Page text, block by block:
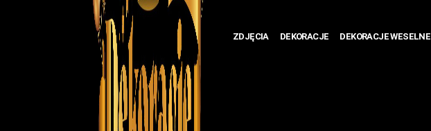
ZDJĘCIA DEKORACJE DEKORACJE WESELNE